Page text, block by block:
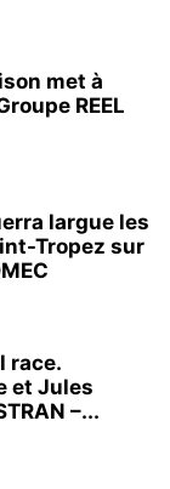
met à
REEL
largue les
Tropez sur
race.
et Jules
–...